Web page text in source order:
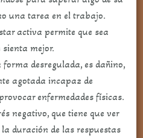
una tarea en el trabajo.
activa permite que sea
mejor.
desregulada, es dañino,
agotada incapaz de
enfermedades físicas.
negativo, que tiene que ver
duración de las respuestas